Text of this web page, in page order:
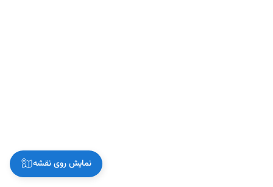
نمایش روی نقشه